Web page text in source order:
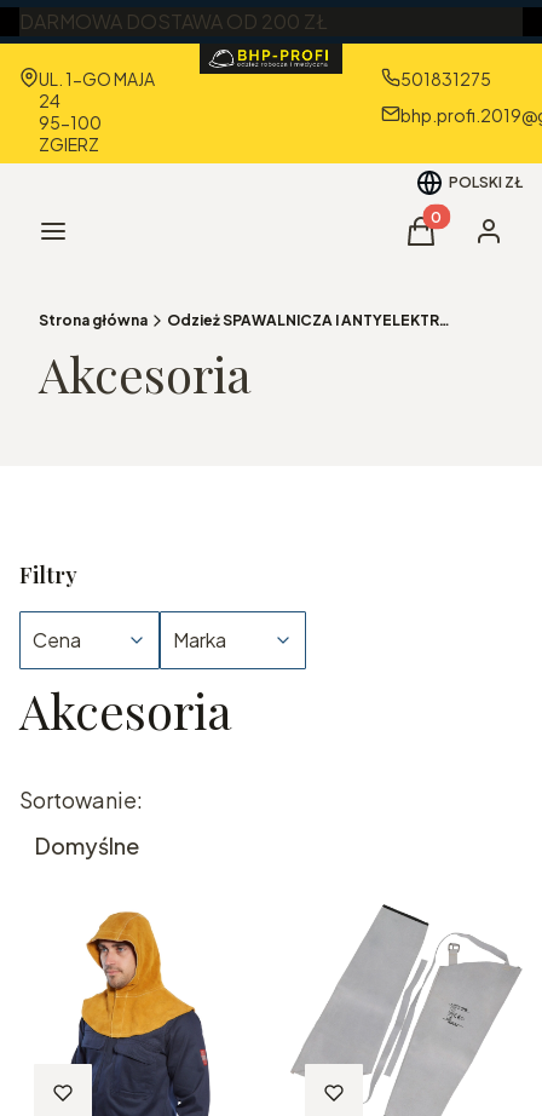
DARMOWA DOSTAWA OD 200 ZŁ
Adres:
UL. 1-GO MAJA
24
95-100
ZGIERZ
501831275
POLSKI ZŁ
Menu Produkty w
Koszyk
Strona główna Odzież SPAWALNICZA I ANTYELEKTROSTATYCZNA
Akcesoria
Filtry
Cena Marka
Koniec filtrów
Akcesoria
Lista produktów
Sortowanie:
Domyślne